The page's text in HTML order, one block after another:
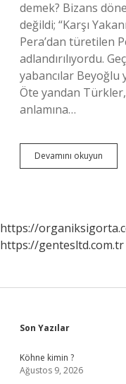
demek? Bizans
değildi; “Karşı
Pera’dan türetilen
adlandırılıyordu.
yabancılar Beyoğlu
Öte yandan
anlamına…
Devamını okuyun
De
https://
https://gentesltd.com.tr
Sidebar
Son Yazılar
Köhne kimin ?
Ağustos 9, 2026